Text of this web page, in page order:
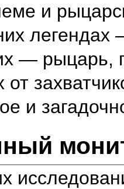
и
—
от
и